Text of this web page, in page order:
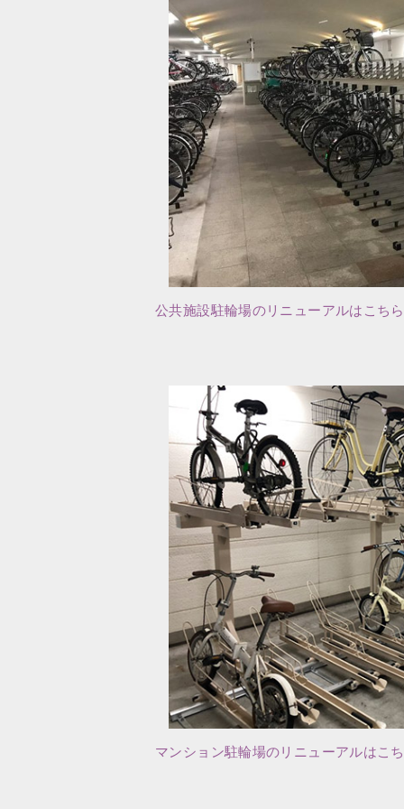
公共施設駐輪場のリニューアルはこち
マンション駐輪場のリニューアルはこ